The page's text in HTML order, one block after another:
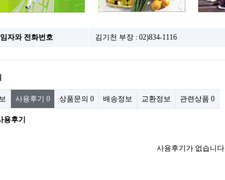
자와 전화번호 김기천 부장 : 02)834-1116
사용후기 0 상품문의 0 배송정보 교환정보 관련상품 0
용후기
사용후기가 없습니다.